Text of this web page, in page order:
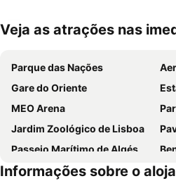
Ampliar mapa
Veja as atrações nas
Parque das Nações
Gare do Oriente
MEO Arena
Jardim Zoológico de Lisboa
Passeio Marítimo de Algés
Praias de Santa Cruz
Informações sobre o